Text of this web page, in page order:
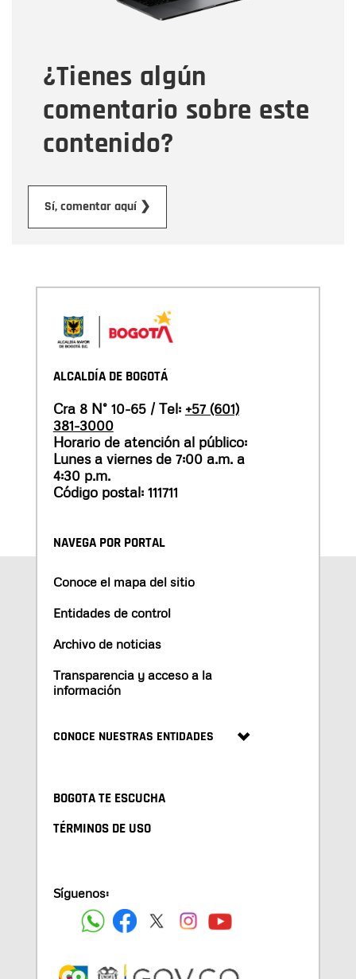
¿Tienes algún
comentario sobre este
contenido?
Sí, comentar aquí ❯
Tipo de comentario
Mensaje
ALCALDÍA DE BOGOTÁ
Cra 8 N° 10-65 / Tel: +57 (601)
381-3000
Horario de atención al público:
Lunes a viernes de 7:00 a.m. a
4:30 p.m.
Código postal: 111711
NAVEGA POR PORTAL
Conoce el mapa del sitio
Entidades de control
Archivo de noticias
Transparencia y acceso a la
información
CONOCE NUESTRAS ENTIDADES
BOGOTA TE ESCUCHA
TÉRMINOS DE USO
Síguenos: